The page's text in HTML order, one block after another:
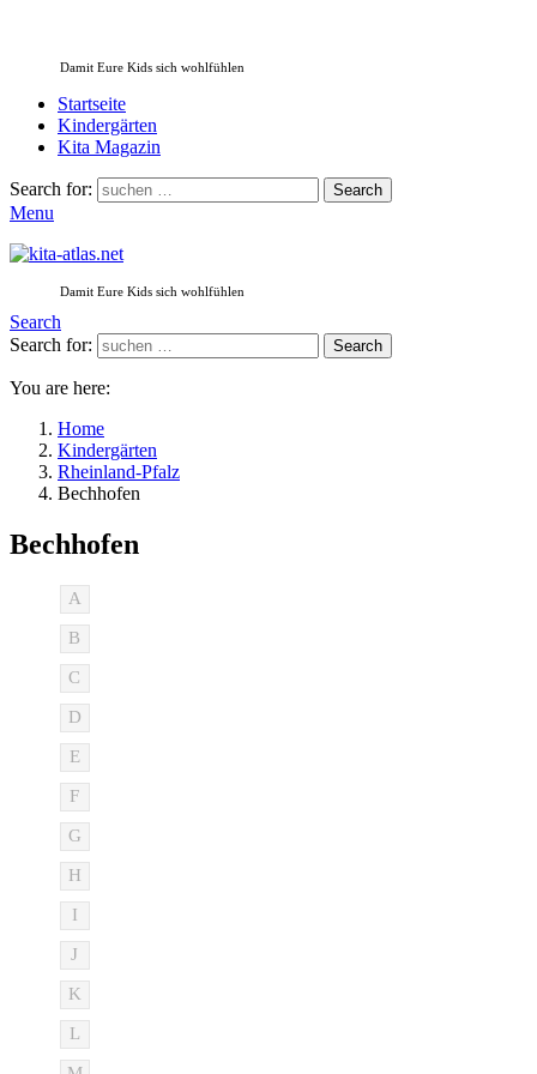
Damit Eure Kids sich wohlfühlen
Startseite
Kindergärten
Kita Magazin
Search for: Search
Menu
Damit Eure Kids sich wohlfühlen
Search
Search for:
Search
You are here:
Home
Kindergärten
Rheinland-Pfalz
Bechhofen
Bechhofen
A
B
C
D
E
F
G
H
I
J
K
L